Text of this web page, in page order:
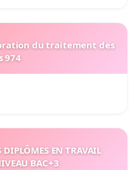
du traitement des
974
DIPLÔMES EN TRAVAIL
BAC+3